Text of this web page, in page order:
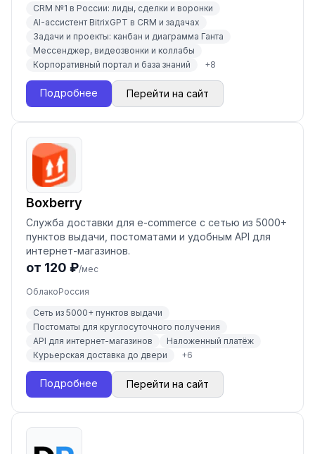
CRM №1 в России: лиды, сделки и воронки
AI-ассистент BitrixGPT в CRM и задачах
Задачи и проекты: канбан и диаграмма Ганта
Мессенджер, видеозвонки и коллабы
Корпоративный портал и база знаний
+8
Подробнее Перейти на сайт
Boxberry
Служба доставки для e-commerce с сетью из 5000+
пунктов выдачи, постоматами и удобным API для
интернет-магазинов.
от 120 ₽/мес
ОблакоРоссия
Сеть из 5000+ пунктов выдачи
Постоматы для круглосуточного получения
API для интернет-магазинов
Наложенный платёж
Курьерская доставка до двери
+6
Подробнее Перейти на сайт